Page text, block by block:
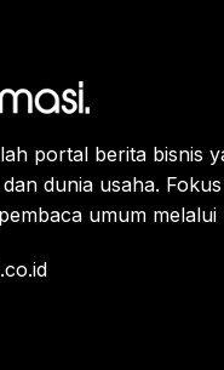
portal berita bisnis
dunia usaha.
umum